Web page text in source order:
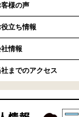
客様の声
役立ち情報
情報
社までのアクセス